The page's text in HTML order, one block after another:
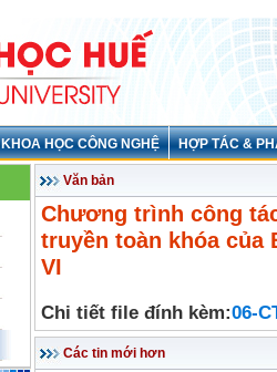
KHOA HỌC CÔNG NGHỆ HỢP TÁC &
Văn bản
Chương trình công
truyền toàn khóa của
VI
Chi tiết file đính kèm:06-
Các tin mới hơn